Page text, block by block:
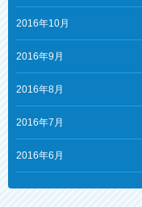
2016年10月
2016年9月
2016年8月
2016年7月
2016年6月